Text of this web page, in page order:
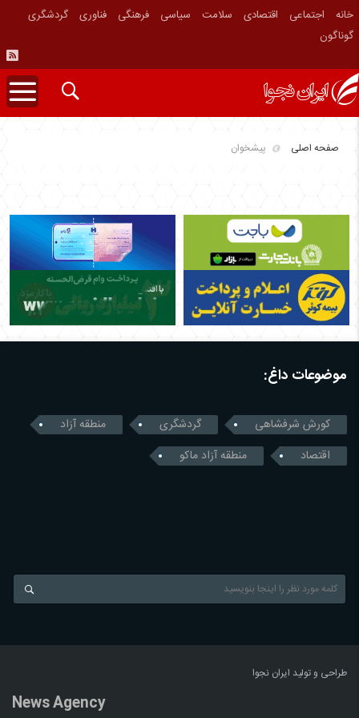
خانه اجتماعی اقتصادی سلامت سیاسی فرهنگی فناوری
گردشگری
گوناگون
صفحه اصلی پیشخوان
موضوعات داغ:
کورش شرفشاهی گردشگری
منطقه آزاد
اقتصاد
منطقه آزاد ماکو
طراحی و تولید ایران نجوا
News Agency